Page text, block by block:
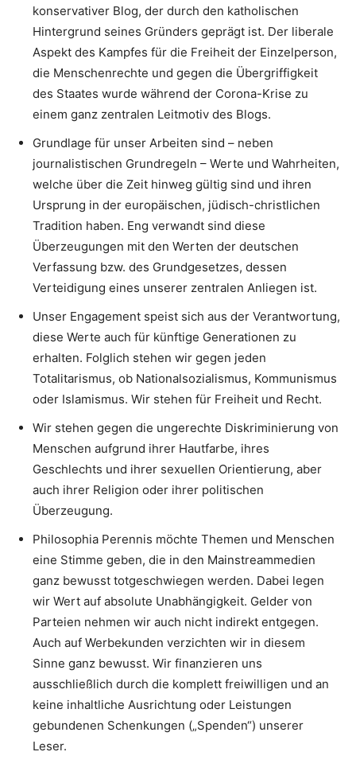
konservativer Blog, der durch den katholischen
Hintergrund seines Gründers geprägt ist. Der liberale
Aspekt des Kampfes für die Freiheit der Einzelperson,
die Menschenrechte und gegen die Übergriffigkeit
des Staates wurde während der Corona-Krise zu
einem ganz zentralen Leitmotiv des Blogs.
Grundlage für unser Arbeiten sind – neben
journalistischen Grundregeln – Werte und Wahrheiten,
welche über die Zeit hinweg gültig sind und ihren
Ursprung in der europäischen, jüdisch-christlichen
Tradition haben. Eng verwandt sind diese
Überzeugungen mit den Werten der deutschen
Verfassung bzw. des Grundgesetzes, dessen
Verteidigung eines unserer zentralen Anliegen ist.
Unser Engagement speist sich aus der Verantwortung,
diese Werte auch für künftige Generationen zu
erhalten. Folglich stehen wir gegen jeden
Totalitarismus, ob Nationalsozialismus, Kommunismus
oder Islamismus. Wir stehen für Freiheit und Recht.
Wir stehen gegen die ungerechte Diskriminierung von
Menschen aufgrund ihrer Hautfarbe, ihres
Geschlechts und ihrer sexuellen Orientierung, aber
auch ihrer Religion oder ihrer politischen
Überzeugung.
Philosophia Perennis möchte Themen und Menschen
eine Stimme geben, die in den Mainstreammedien
ganz bewusst totgeschwiegen werden. Dabei legen
wir Wert auf absolute Unabhängigkeit. Gelder von
Parteien nehmen wir auch nicht indirekt entgegen.
Auch auf Werbekunden verzichten wir in diesem
Sinne ganz bewusst. Wir finanzieren uns
ausschließlich durch die komplett freiwilligen und an
keine inhaltliche Ausrichtung oder Leistungen
gebundenen Schenkungen („Spenden“) unserer
Leser.